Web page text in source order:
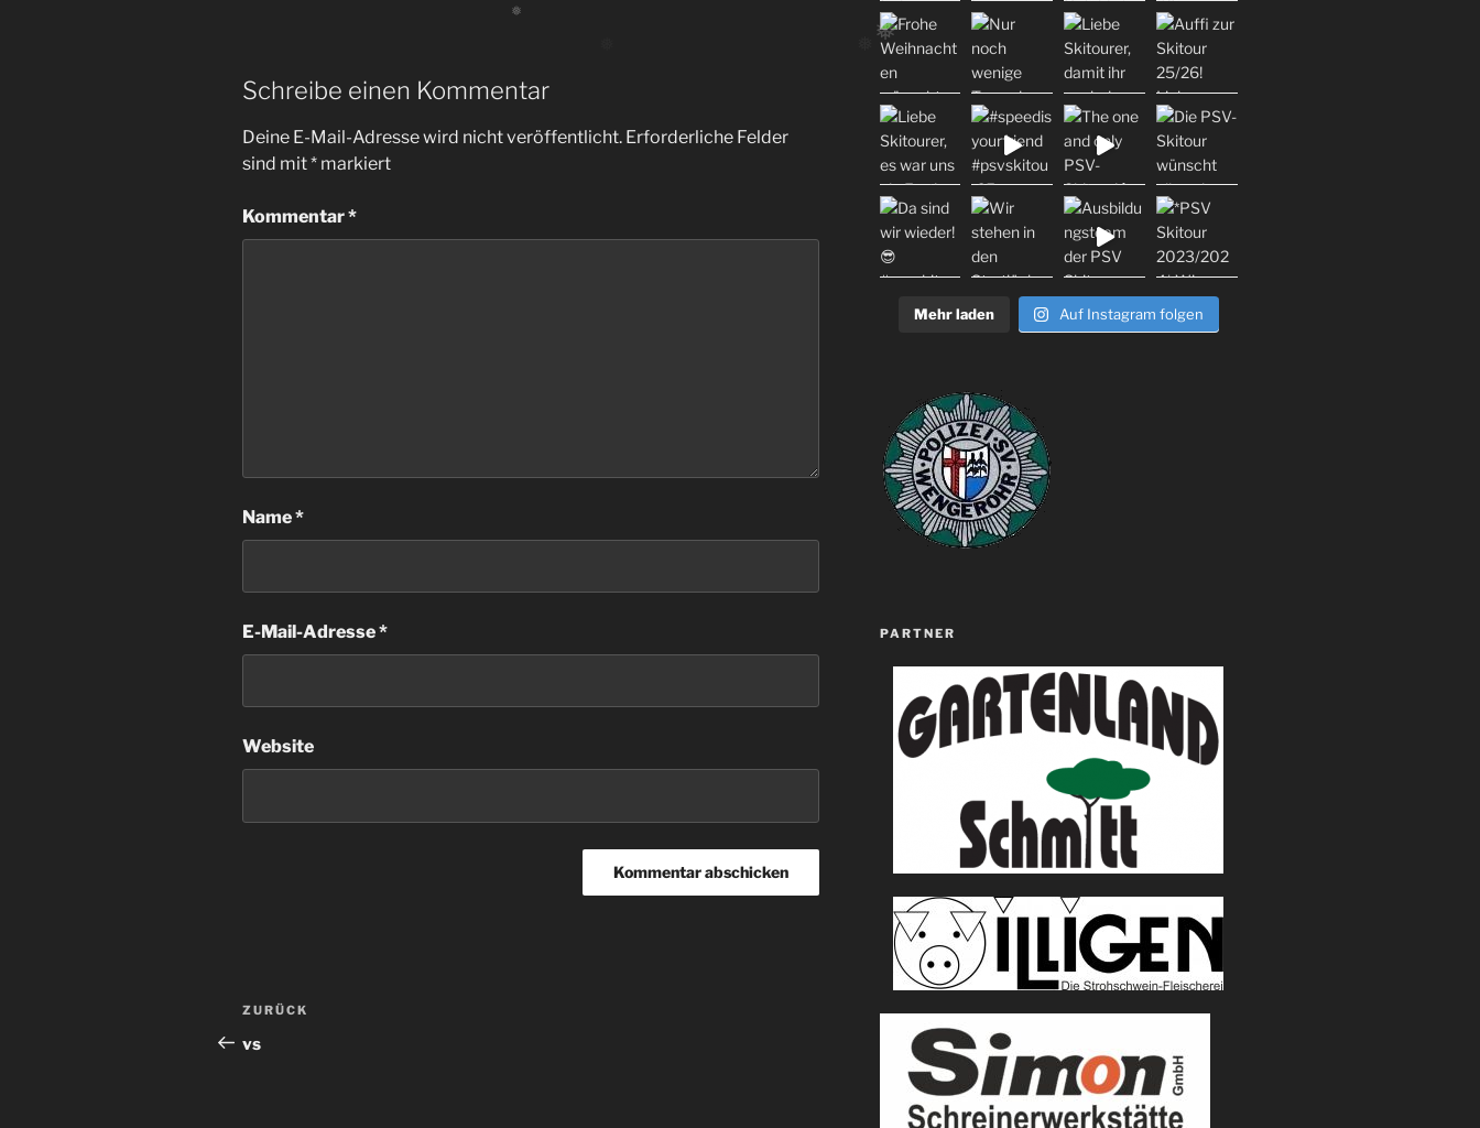
Schreibe einen Kommentar
Deine E-Mail-Adresse wird nicht veröffentlicht. Erforderliche Felder
sind mit* markiert
Kommentar*
Name*
E-Mail-Adresse*
Website
Beitragsnavigation
Vorheriger
Beitrag
ZURÜCK
vs
Mehr laden Auf Instagram folgen
PARTNER